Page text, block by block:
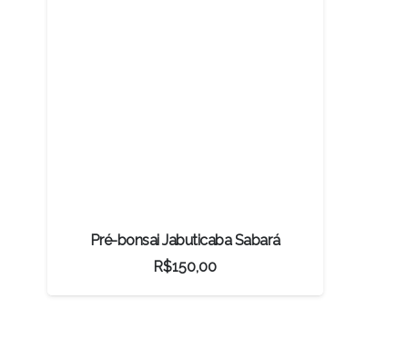
Pré-bonsai Jabuticaba Sabará
R$150,00